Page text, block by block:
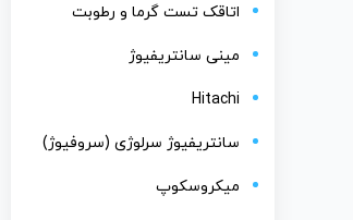
اتاقک تست گرما و رطوبت
مینی سانتریفیوژ
Hitachi
سانتریفیوژ سرلوژی (سروفیوژ)
میکروسکوپ